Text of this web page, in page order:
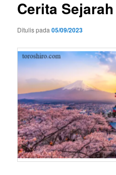
Cerita
Ditulis pada05/09/2023